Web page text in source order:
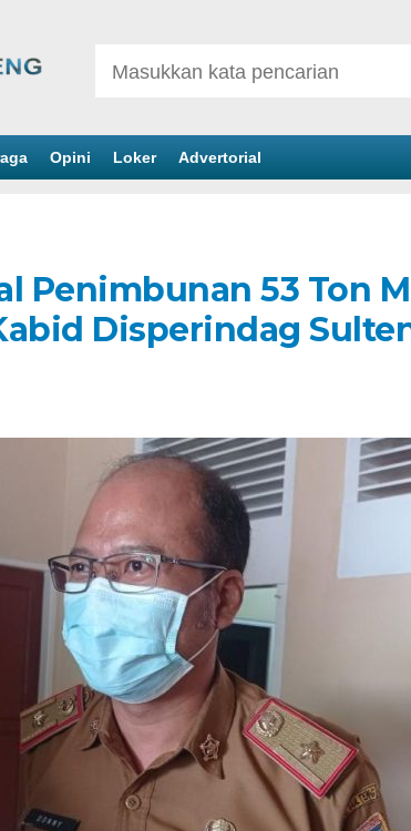
Opini Loker Advertorial
Penimbunan 53 Ton
Disperindag